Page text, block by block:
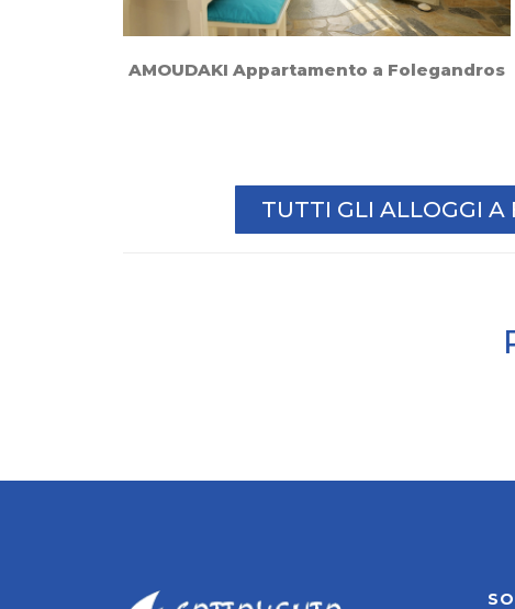
AMOUDAKI Appartamento a Folegandros
TUTTI GLI ALLOGGI A